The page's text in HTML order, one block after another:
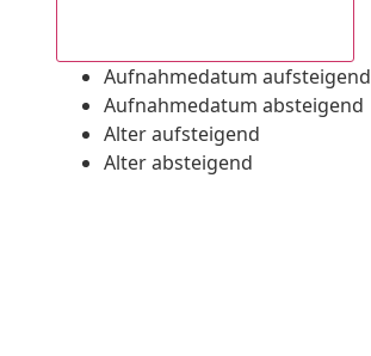
Aufnahmedatum aufsteigend
Aufnahmedatum absteigend
Alter aufsteigend
Alter absteigend